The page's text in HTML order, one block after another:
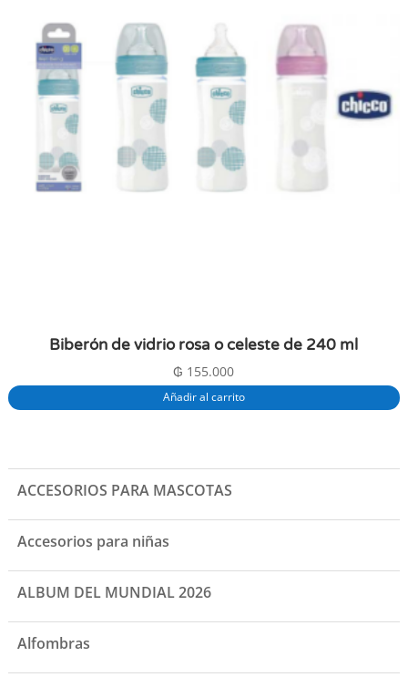
Biberón de vidrio rosa o celeste de 240 ml
₲ 155.000
Añadir al carrito
ACCESORIOS PARA MASCOTAS
Accesorios para niñas
ALBUM DEL MUNDIAL 2026
Alfombras